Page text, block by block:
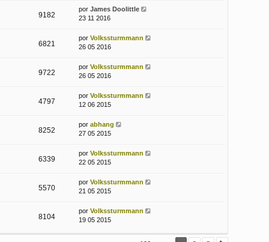
9182
por James Doolittle
23 11 2016
6821
por Volkssturmmann
26 05 2016
9722
por Volkssturmmann
26 05 2016
4797
por Volkssturmmann
12 06 2015
8252
por abhang
27 05 2015
6339
por Volkssturmmann
22 05 2015
5570
por Volkssturmmann
21 05 2015
8104
por Volkssturmmann
19 05 2015